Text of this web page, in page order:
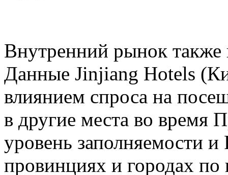
Внутренний рынок также
Данные Jinjiang Hotels
влиянием спроса на
в другие места во время
уровень заполняемости
провинциях и городах по